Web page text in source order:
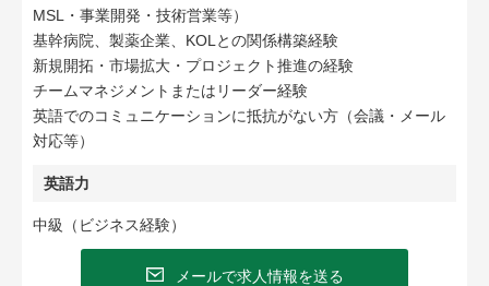
MSL・事業開発・技術営業等）
基幹病院、製薬企業、KOLとの関係構築経験
新規開拓・市場拡大・プロジェクト推進の経験
チームマネジメントまたはリーダー経験
英語でのコミュニケーションに抵抗がない方（会議・メール
対応等）
英語力
中級（ビジネス経験）
メールで求人情報を送る